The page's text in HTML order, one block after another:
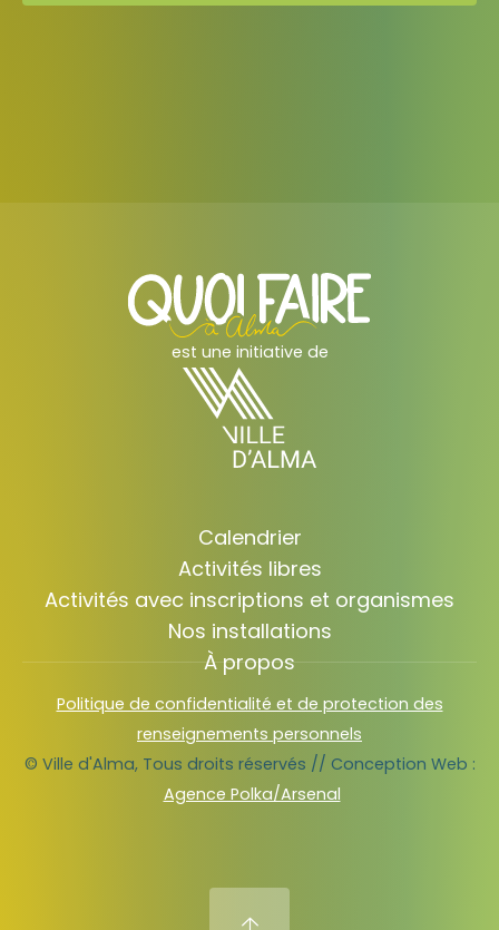
est une initiative de
Calendrier
Activités libres
Activités avec inscriptions et organismes
Nos installations
À propos
Politique de confidentialité et de protection des
renseignements personnels
© Ville d'Alma, Tous droits réservés // Conception Web :
Agence Polka/Arsenal